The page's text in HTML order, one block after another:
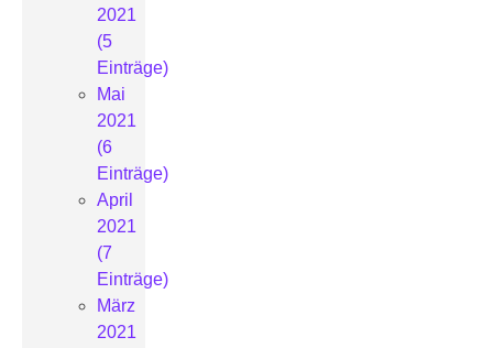
2021
(5
Einträge)
Mai
2021
(6
Einträge)
April
2021
(7
Einträge)
März
2021